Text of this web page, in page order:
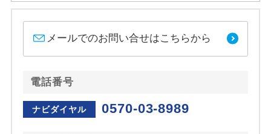
メールでのお問い合せはこちらから
電話番号
ナビダイヤル 0570-03-8989